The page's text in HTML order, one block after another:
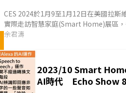
CES 2024於1月9至1月12日在美國拉斯
實際走訪智慧家庭(Smart Home)展區
出主軸，並以透明電視...
余君濤
2023/10 Smart
AI時代 Echo Show